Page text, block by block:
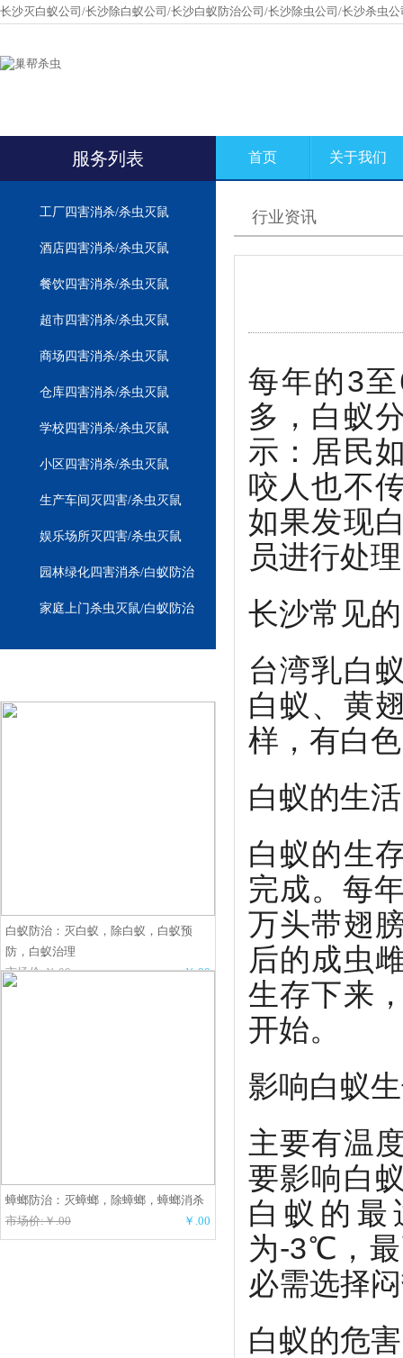
长沙灭白蚁公司/长沙除白蚁公司/长沙白蚁防治公司/长沙除虫公司/长沙杀虫
服务列表 首页 关于我们
工厂四害消杀/杀虫灭鼠
酒店四害消杀/杀虫灭鼠
餐饮四害消杀/杀虫灭鼠
超市四害消杀/杀虫灭鼠
商场四害消杀/杀虫灭鼠
仓库四害消杀/杀虫灭鼠
学校四害消杀/杀虫灭鼠
小区四害消杀/杀虫灭鼠
生产车间灭四害/杀虫灭鼠
娱乐场所灭四害/杀虫灭鼠
园林绿化四害消杀/白蚁防治
家庭上门杀虫灭鼠/白蚁防治
白蚁防治：灭白蚁，除白蚁，白蚁预
防，白蚁治理
市场价:￥.00
￥.00
蟑螂防治：灭蟑螂，除蟑螂，蟑螂消杀
市场价:￥.00
￥.00
行业资讯
每年的3
多，白蚁
示：居民
咬人也不
如果发现
员进行处
长沙常见
台湾乳白
白蚁、黄
样，有白
白蚁的生
白蚁的生
完成。每
万头带翅
后的成虫
生存下来
开始。
影响白蚁
主要有温
要影响白
白蚁的
为-3℃，
必需选择
白蚁的危害